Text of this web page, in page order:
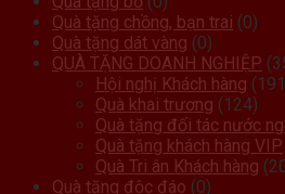
Quà tặng chồng, bạn trai (0)
Quà tặng dát vàng (0)
QUÀ TẶNG DOANH NGHIỆP
Hội nghị Khách hàng
Quà khai trương (124)
Quà tặng đối tác nước
Quà tặng khách hàng VIP
Quà Tri ân Khách hàng
Quà tặng độc đáo (0)